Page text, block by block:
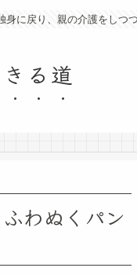
に戻り、親の介護をしつ
る道
わぬくパン